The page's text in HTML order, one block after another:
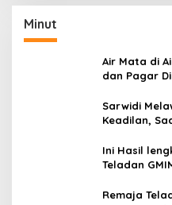
Minut
Air Mata di
dan Pagar
Sarwidi
Keadilan,
Ini Hasil
Teladan
Remaja